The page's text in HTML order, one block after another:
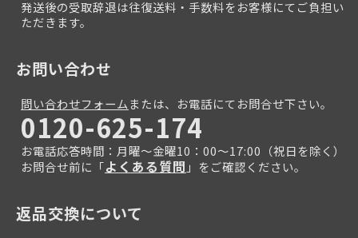
発送後の受取辞退は往復送料・手数料をお客様にてご負担い
ただきます。
お問い合わせ
問い合わせフォームまたは、お電話にてお問合せ下さい。
0120-625-174
お電話応答時間：月曜～金曜10：00～17:00（祝日を除く）
お問合せ前に「よくある質問 」をご確認ください。
返品交換について